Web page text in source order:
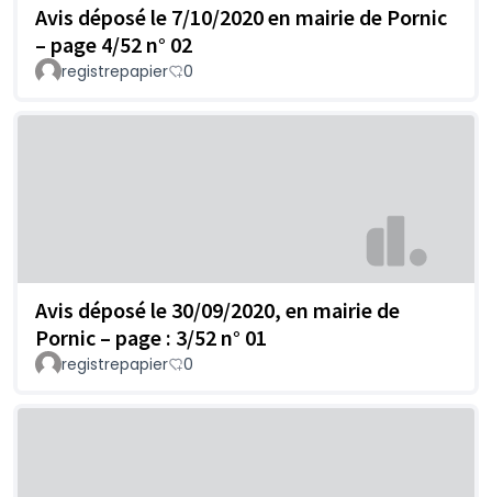
Avis déposé le 7/10/2020 en mairie de Pornic
– page 4/52 n° 02
registrepapier 0
Avis déposé le 30/09/2020, en mairie de
Pornic – page : 3/52 n° 01
registrepapier 0